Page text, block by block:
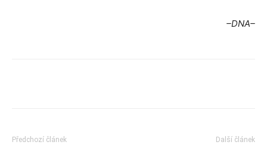
–DNA–
Předchozí článek Další článek